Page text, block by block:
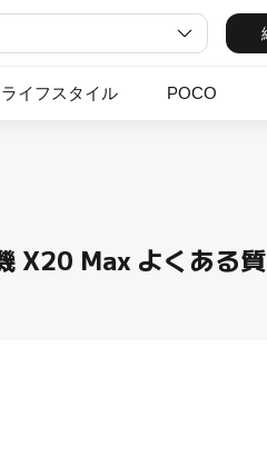
ライフスタイル POCO
X20 Max よくある